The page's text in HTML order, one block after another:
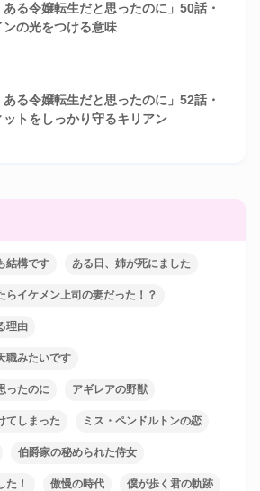
ある令嬢転生だと思ったのに」50話・
ンの光をつける意味
ある令嬢転生だと思ったのに」52話・
ットをしっかり守るキリアン
結構です ある日、姉が死にました
イケメン上司の妻だった！？
理由
職みたいです
ったのに アギレアの野獣
てしまった ミス・ペンドルトンの恋
伯爵家の秘められた侍女
た！ 傲慢の時代 僕が歩く君の軌跡